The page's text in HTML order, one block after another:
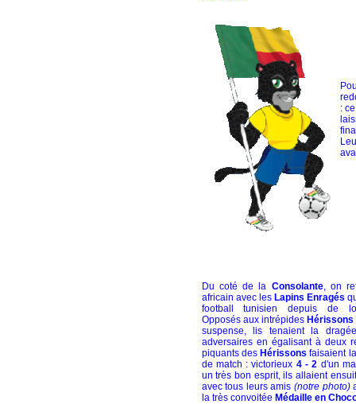
:
Du coté de la Consolante, on
africain avec les Lapins Enragés
football tunisien depuis de
Opposés aux intrépides Hérissons
suspense, lis tenaient la
adversaires en égalisant à deux
piquants des Hérissons faisaient
de match : victorieux 4 - 2 d'un
un très bon esprit, ils allaient
avec tous leurs amis (notre photo)
la très convoitée Médaille en